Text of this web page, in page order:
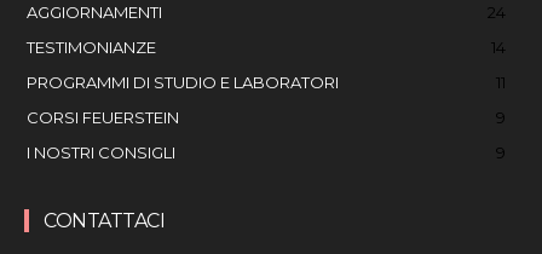
AGGIORNAMENTI
24
TESTIMONIANZE
14
PROGRAMMI DI STUDIO E LABORATORI
11
CORSI FEUERSTEIN
9
I NOSTRI CONSIGLI
9
CONTATTACI